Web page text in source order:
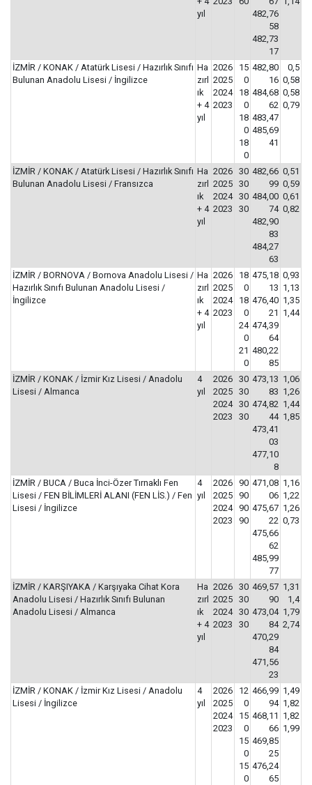
yıl
482,76
58
482,73
17
İZMİR / KONAK / Atatürk Lisesi / Hazırlık Sınıfı
Bulunan Anadolu Lisesi / İngilizce
Ha
zırl
ık
+ 4
yıl
2026
2025
2024
2023
15
0
18
0
18
0
18
0
482,80
16
484,68
62
483,47
485,69
41
0,5
0,58
0,58
0,79
İZMİR / KONAK / Atatürk Lisesi / Hazırlık Sınıfı
Bulunan Anadolu Lisesi / Fransızca
Ha
zırl
ık
+ 4
yıl
2026
2025
2024
2023
30
30
30
30
482,66
99
484,00
74
482,90
83
484,27
63
0,51
0,59
0,61
0,82
İZMİR / BORNOVA / Bornova Anadolu Lisesi /
Hazırlık Sınıfı Bulunan Anadolu Lisesi /
İngilizce
Ha
zırl
ık
+ 4
yıl
2026
2025
2024
2023
18
0
18
0
24
0
21
0
475,18
13
476,40
21
474,39
64
480,22
85
0,93
1,13
1,35
1,44
İZMİR / KONAK / İzmir Kız Lisesi / Anadolu
Lisesi / Almanca
4
yıl
2026
2025
2024
2023
30
30
30
30
473,13
83
474,82
44
473,41
03
477,10
8
1,06
1,26
1,44
1,85
İZMİR / BUCA / Buca İnci-Özer Tırnaklı Fen
Lisesi / FEN BİLİMLERİ ALANI (FEN LİS.) / Fen
Lisesi / İngilizce
4
yıl
2026
2025
2024
2023
90
90
90
90
471,08
06
475,67
22
475,66
62
485,99
77
1,16
1,22
1,26
0,73
İZMİR / KARŞIYAKA / Karşıyaka Cihat Kora
Anadolu Lisesi / Hazırlık Sınıfı Bulunan
Anadolu Lisesi / Almanca
Ha
zırl
ık
+ 4
yıl
2026
2025
2024
2023
30
30
30
30
469,57
90
473,04
84
470,29
84
471,56
23
1,31
1,4
1,79
2,74
İZMİR / KONAK / İzmir Kız Lisesi / Anadolu
Lisesi / İngilizce
4
yıl
2026
2025
2024
2023
12
0
15
0
15
0
15
0
466,99
94
468,11
66
469,85
25
476,24
65
1,49
1,82
1,82
1,99